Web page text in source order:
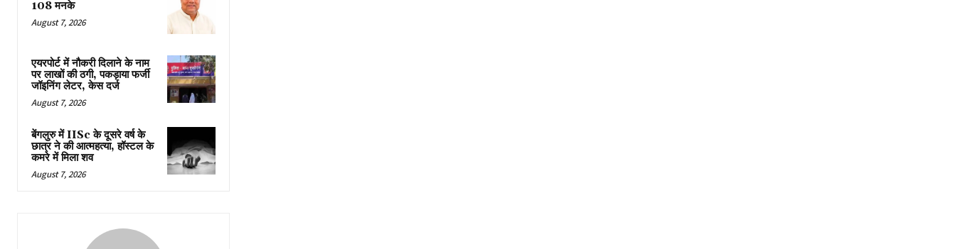
108 मनके
August 7, 2026
एयरपोर्ट में नौकरी दिलाने के नाम
पर लाखों की ठगी, पकड़ाया फर्जी
जॉइनिंग लेटर, केस दर्ज
August 7, 2026
बेंगलुरु में IISc के दूसरे वर्ष के
छात्र ने की आत्महत्या, हॉस्टल के
कमरे में मिला शव
August 7, 2026